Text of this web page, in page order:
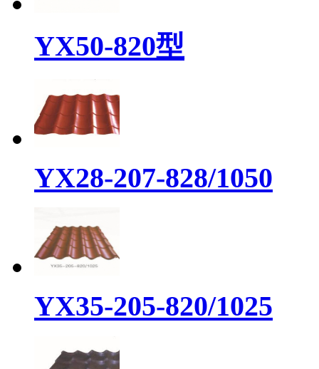
YX50-820型
YX28-207-828/1050
YX35-205-820/1025